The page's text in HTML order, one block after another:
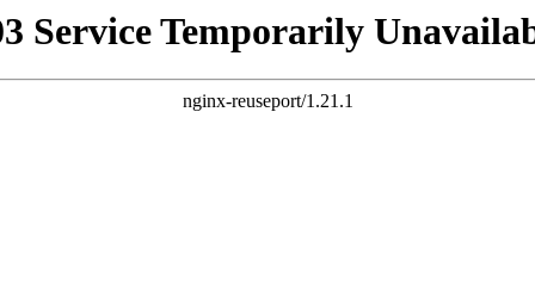
Service Temporarily
nginx-reuseport/1.21.1